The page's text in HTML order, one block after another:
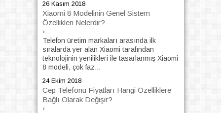
26 Kasım 2018
Xiaomi 8 Modelinin Genel Sistem
Özellikleri Nelerdir?
›
Telefon üretim markaları arasında ilk
sıralarda yer alan Xiaomi tarafından
teknolojinin yenilikleri ile tasarlanmış Xiaomi
8 modeli, çok faz...
24 Ekim 2018
Cep Telefonu Fiyatları Hangi Özelliklere
Bağlı Olarak Değişir?
›